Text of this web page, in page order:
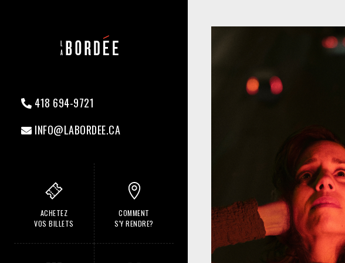
418 694-9721
INFO@LABORDEE.CA
ACHETEZ
VOS BILLETS
COMMENT
S'Y RENDRE?